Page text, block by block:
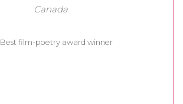
Canada
Best film-poetry award winner